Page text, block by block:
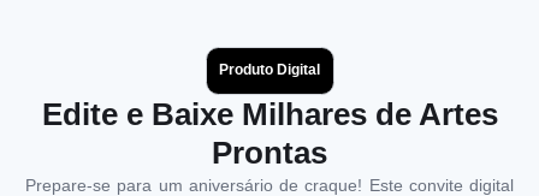
Produto Digital
Edite e Baixe Milhares de Artes
Prontas
Prepare-se para um aniversário de craque! Este convite digital